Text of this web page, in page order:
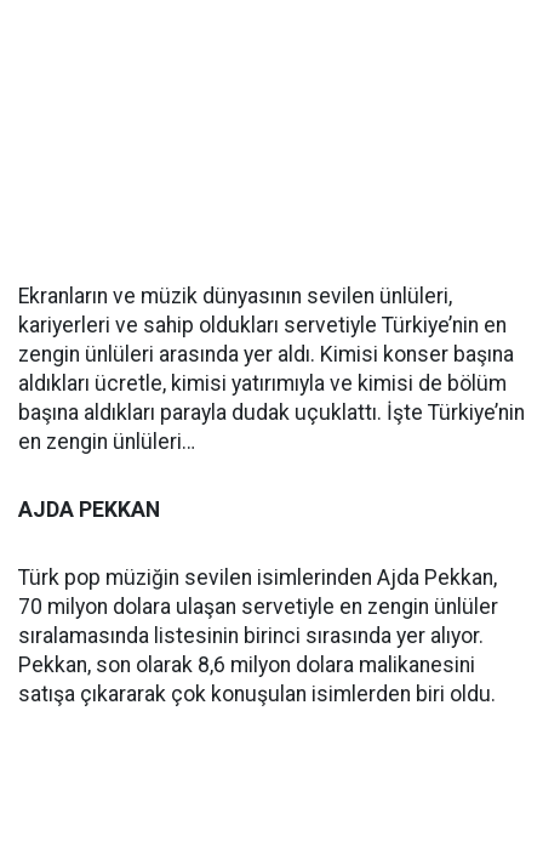
Ekranların ve müzik dünyasının sevilen ünlüleri,
kariyerleri ve sahip oldukları servetiyle Türkiye’nin en
zengin ünlüleri arasında yer aldı. Kimisi konser başına
aldıkları ücretle, kimisi yatırımıyla ve kimisi de bölüm
başına aldıkları parayla dudak uçuklattı. İşte Türkiye’nin
en zengin ünlüleri…
AJDA PEKKAN
Türk pop müziğin sevilen isimlerinden Ajda Pekkan,
70 milyon dolara ulaşan servetiyle en zengin ünlüler
sıralamasında listesinin birinci sırasında yer alıyor.
Pekkan, son olarak 8,6 milyon dolara malikanesini
satışa çıkararak çok konuşulan isimlerden biri oldu.